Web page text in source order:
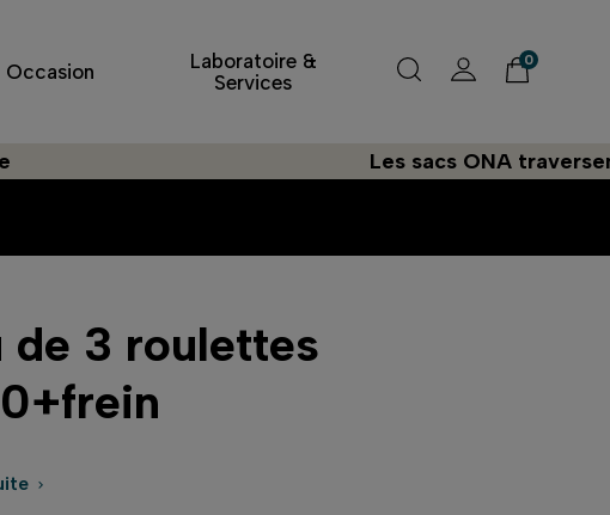
Occasion
Laboratoire &
Services
0
Les sacs ONA traversent
de 3 roulettes
